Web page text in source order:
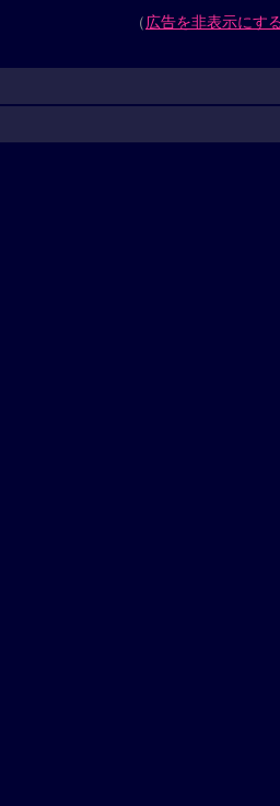
（広告を非表示にす